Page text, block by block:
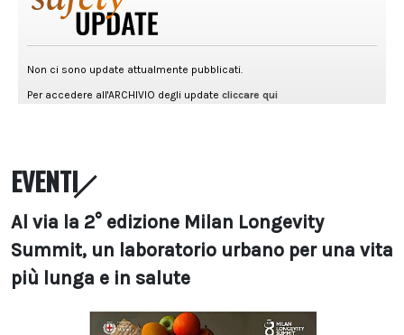
EVENTI
Al via la 2° edizione Milan Longevity
Summit, un laboratorio urbano per una vita
più lunga e in salute